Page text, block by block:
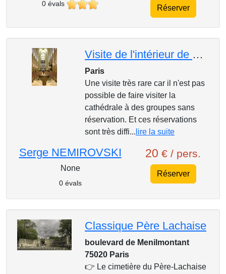
0 évals Réserver
Visite de l'intérieur de Notre-Dame de Paris !
Paris
Une visite très rare car il n'est pas
possible de faire visiter la
cathédrale à des groupes sans
réservation. Et ces réservations
sont très diffi... lire la suite
Serge NEMIROVSKI
None
0 évals
20 € / pers.
Réserver
Classique Père Lachaise
boulevard de Menilmontant
75020 Paris
👉 Le cimetière du Père-Lachaise